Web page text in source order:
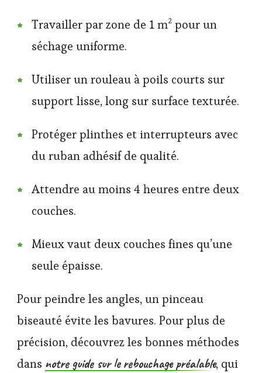
Travailler par zone de 1 m² pour un
séchage uniforme.
Utiliser un rouleau à poils courts sur
support lisse, long sur surface texturée.
Protéger plinthes et interrupteurs avec
du ruban adhésif de qualité.
Attendre au moins 4 heures entre deux
couches.
Mieux vaut deux couches fines qu’une
seule épaisse.
Pour peindre les angles, un pinceau
biseauté évite les bavures. Pour plus de
précision, découvrez les bonnes méthodes
dans notre guide sur le rebouchage préalable, qui